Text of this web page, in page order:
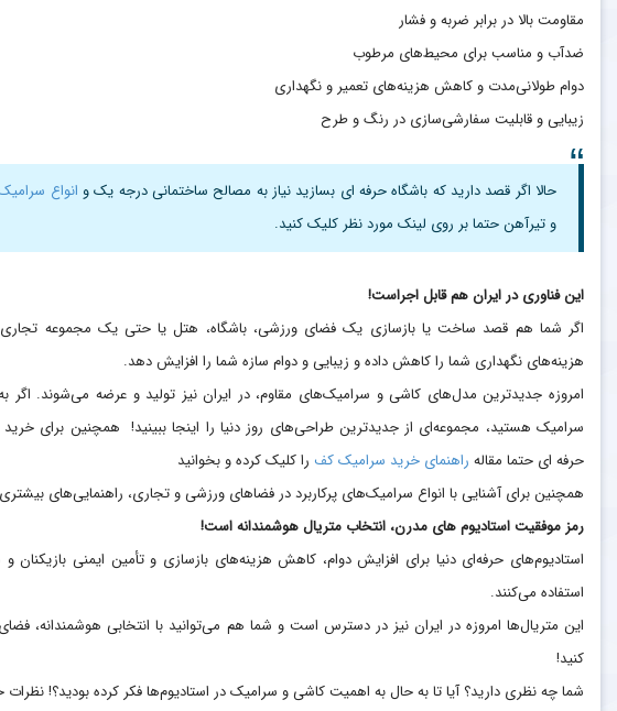
مقاومت بالا در برابر ضربه و فشار
ضدآب و مناسب برای محیط‌های مرطوب
دوام طولانی‌مدت و کاهش هزینه‌های تعمیر و نگهداری
زیبایی و قابلیت سفارشی‌سازی در رنگ و طرح
حالا اگر قصد دارید که باشگاه حرفه ای بسازید نیاز به مصالح ساختمانی درجه یک و انواع
و تیرآهن حتما بر روی لینک مورد نظر کلیک کنید.
این فناوری در ایران هم قابل اجراست!
اگر شما هم قصد ساخت یا بازسازی یک فضای ورزشی، باشگاه، هتل یا حتی یک مجموعه تجاری
هزینه‌های نگهداری شما را کاهش داده و زیبایی و دوام سازه شما را افزایش دهد.
امروزه جدیدترین مدل‌های کاشی و سرامیک‌های مقاوم، در ایران نیز تولید و عرضه می‌شوند. اگر
سرامیک هستید، مجموعه‌ای از جدیدترین طراحی‌های روز دنیا را اینجا ببینید! همچنین برای
حرفه ای حتما مقاله راهنمای خرید سرامیک کف را کلیک کرده و بخوانید
همچنین برای آشنایی با انواع سرامیک‌های پرکاربرد در فضاهای ورزشی و تجاری، راهنمایی‌های بیشتری
رمز موفقیت استادیوم های مدرن، انتخاب متریال هوشمندانه است!
استادیوم‌های حرفه‌ای دنیا برای افزایش دوام، کاهش هزینه‌های بازسازی و تأمین ایمنی بازیکنان
استفاده می‌کنند.
این متریال‌ها امروزه در ایران نیز در دسترس است و شما هم می‌توانید با انتخابی هوشمندانه،
کنید!
شما چه نظری دارید؟ آیا تا به حال به اهمیت کاشی و سرامیک در استادیوم‌ها فکر کرده بودید؟! نظرات